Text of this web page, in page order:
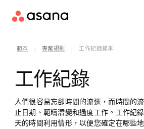
範本 專案規劃 工作紀錄範本
工作紀錄
人們很容易忘卻時間的流逝，而時間的
止日期、範疇潛變和過度工作。工作紀
天的時間利用情形，以便您確定在哪些